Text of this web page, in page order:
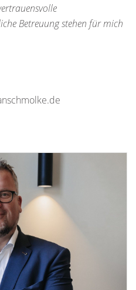
Betreuung stehen für mich